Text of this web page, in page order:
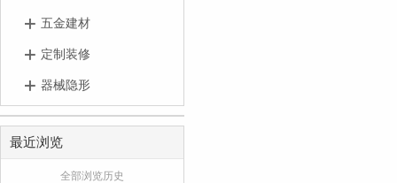
五金建材
定制装修
器械隐形
最近浏览
全部浏览历史